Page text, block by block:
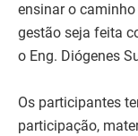
ensinar o
gestão seja feita
o Eng. Diógenes
Os participantes
participação,